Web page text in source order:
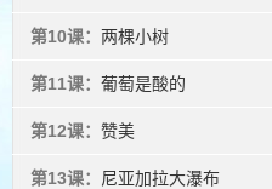
第10课： 两棵小树
第11课： 葡萄是酸的
第12课： 赞美
第13课： 尼亚加拉大瀑布